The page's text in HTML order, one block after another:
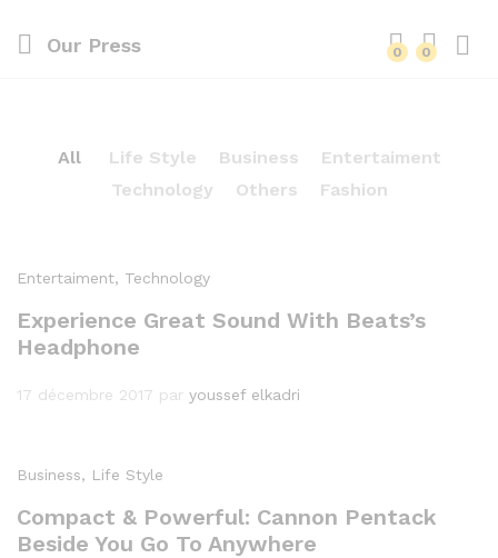
Our Press 0 0
All Life Style Business
Entertaiment
Technology
Others Fashion
Entertaiment, Technology
Experience Great Sound With Beats’s
Headphone
17 décembre 2017 par youssef elkadri
Business, Life Style
Compact & Powerful: Cannon Pentack
Beside You Go To Anywhere